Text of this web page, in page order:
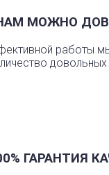
МОЖНО
работы
довольных
ГАРАНТИЯ